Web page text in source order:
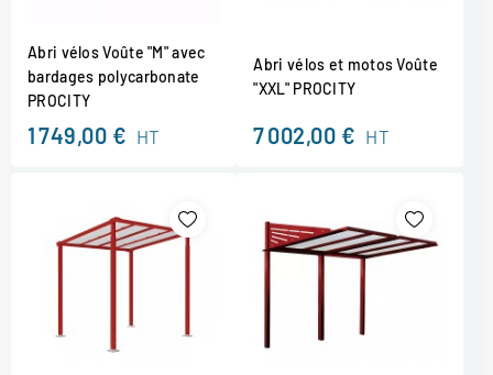
Abri vélos Voûte "M" avec
bardages polycarbonate
PROCITY
1 749,00 € HT
Abri vélos et motos Voûte
"XXL" PROCITY
7 002,00 € HT